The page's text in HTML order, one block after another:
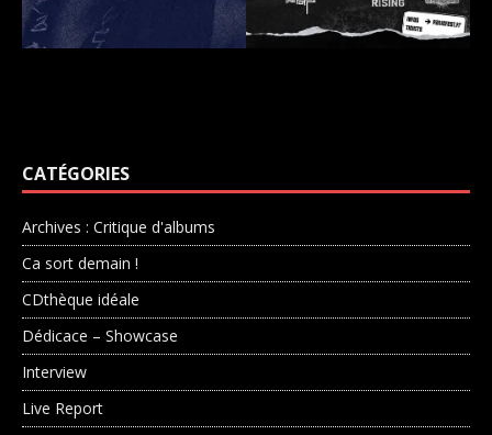
CATÉGORIES
Archives : Critique d'albums
Ca sort demain !
CDthèque idéale
Dédicace – Showcase
Interview
Live Report